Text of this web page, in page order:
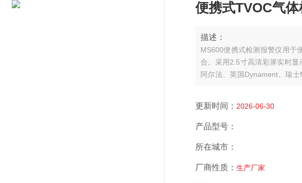
便携式TVOC气
描述：
MS600便携式检测报警仪用于
合。采用2.5寸高清彩屏实时
阿尔法、英国Dynament、瑞
更新时间： 2026-06-30
产品型号：
所在城市：
厂商性质： 生产厂家